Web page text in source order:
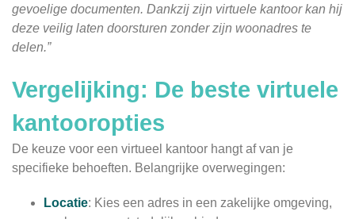
gevoelige documenten. Dankzij zijn virtuele kantoor kan hij
deze veilig laten doorsturen zonder zijn woonadres te
delen.”
Vergelijking: De beste virtuele
kantooropties
De keuze voor een virtueel kantoor hangt af van je
specifieke behoeften. Belangrijke overwegingen:
Locatie: Kies een adres in een zakelijke omgeving,